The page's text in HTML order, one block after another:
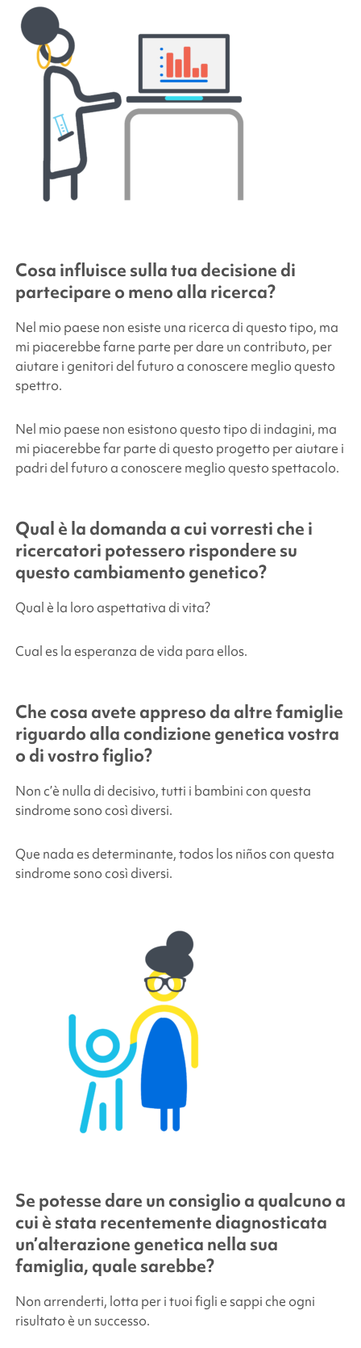
Cosa influisce sulla tua decisione di
partecipare o meno alla ricerca?
Nel mio paese non esiste una ricerca di questo tipo, ma
mi piacerebbe farne parte per dare un contributo, per
aiutare i genitori del futuro a conoscere meglio questo
spettro.
Nel mio paese non esistono questo tipo di indagini, ma
mi piacerebbe far parte di questo progetto per aiutare i
padri del futuro a conoscere meglio questo spettacolo.
Qual è la domanda a cui vorresti che i
ricercatori potessero rispondere su
questo cambiamento genetico?
Qual è la loro aspettativa di vita?
Cual es la esperanza de vida para ellos.
Che cosa avete appreso da altre famiglie
riguardo alla condizione genetica vostra
o di vostro figlio?
Non c’è nulla di decisivo, tutti i bambini con questa
sindrome sono così diversi.
Que nada es determinante, todos los niños con questa
sindrome sono così diversi.
Se potesse dare un consiglio a qualcuno a
cui è stata recentemente diagnosticata
un’alterazione genetica nella sua
famiglia, quale sarebbe?
Non arrenderti, lotta per i tuoi figli e sappi che ogni
risultato è un successo.